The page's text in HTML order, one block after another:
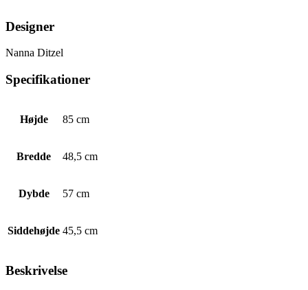
Designer
Nanna Ditzel
Specifikationer
Højde 85 cm
Bredde 48,5 cm
Dybde 57 cm
Siddehøjde 45,5 cm
Beskrivelse